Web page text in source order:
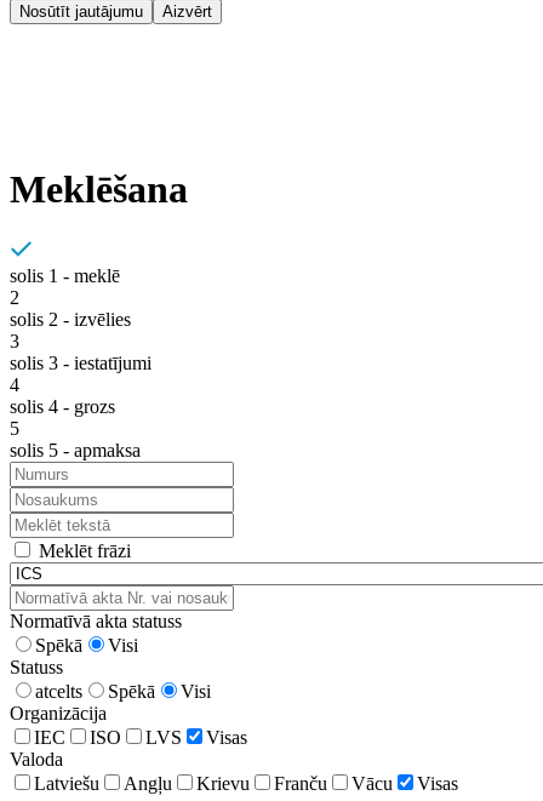
Nosūtīt jautājumu Aizvērt
Meklēšana
solis 1 - meklē
2
solis 2 - izvēlies
3
solis 3 - iestatījumi
4
solis 4 - grozs
5
solis 5 - apmaksa
Meklēt frāzi
Normatīvā akta statuss
Spēkā
Visi
Statuss
atcelts
Spēkā
Visi
Organizācija
IEC
ISO LVS
Visas
Valoda
Latviešu
Angļu Krievu Franču Vācu Visas